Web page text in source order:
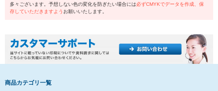
多々ございます。予想しない色の変化を防ぎたい場合には必ずCMYKでデータを作成、保
存していただきますよう お願いいたします。
商品カテゴリ一覧